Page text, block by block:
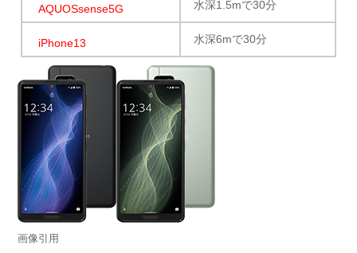
AQUOSsense5G 水深1.5mで30分
iPhone13 水深6mで30分
画像引用